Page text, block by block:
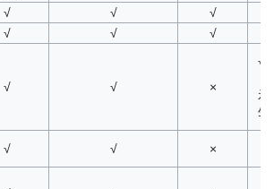
√ √
√
√ √ √
√ √ ×
√
示
生
√ √
×